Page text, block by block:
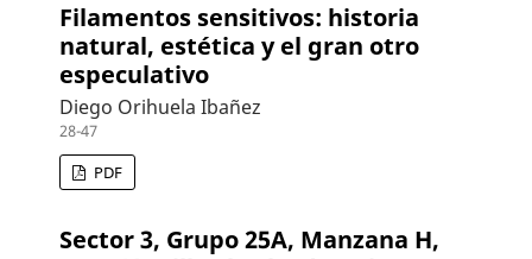
Filamentos sensitivos: historia
natural, estética y el gran otro
especulativo
Diego Orihuela Ibañez
28-47
PDF
Sector 3, Grupo 25A, Manzana H,